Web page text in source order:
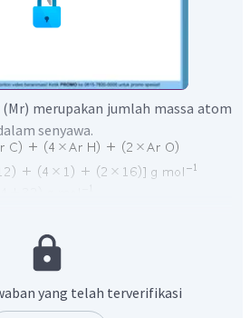
merupakan jumlah massa atom
senyawa.
dari asam cuka (
yang telah terverifikasi